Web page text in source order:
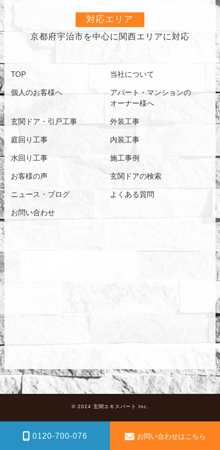
0120-700-076 お問い合わせはこちら
対応エリア
京都府宇治市を中心に関西エリアに対応
TOP 当社について
個人のお客様へ
アパート・マンションの
オーナー様へ
玄関ドア・引戸工事 外装工事
庭回り工事 内装工事
水回り工事 施工事例
お客様の声 玄関ドアの検索
ニュース・ブログ よくある質問
お問い合わせ
© 2024 玄関エキスパート Inc.